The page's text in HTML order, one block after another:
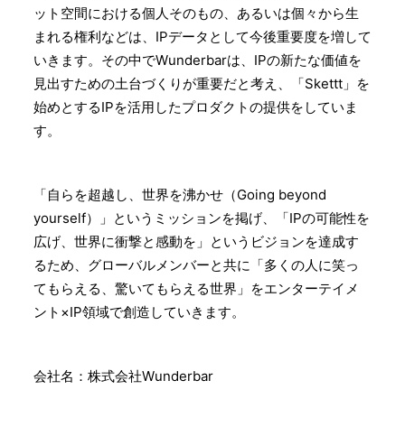
ット空間における個人そのもの、あるいは個々から生
まれる権利などは、IPデータとして今後重要度を増して
いきます。その中でWunderbarは、IPの新たな価値を
見出すための土台づくりが重要だと考え、「Skettt」を
始めとするIPを活用したプロダクトの提供をしていま
す。
「自らを超越し、世界を沸かせ（Going beyond
yourself）」というミッションを掲げ、「IPの可能性を
広げ、世界に衝撃と感動を」というビジョンを達成す
るため、グローバルメンバーと共に「多くの人に笑っ
てもらえる、驚いてもらえる世界」をエンターテイメ
ント×IP領域で創造していきます。
会社名：株式会社Wunderbar